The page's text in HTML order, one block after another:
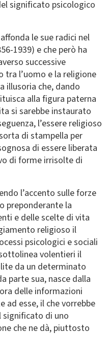
significato psicologico
le sue radici nel
1939) e che però ha
successive
tra l’uomo e la religione
illusoria che, dando
alla figura paterna
si sarebbe instaurato
l’essere religioso
di stampella per
di essere liberata
di forme irrisolte di
l’accento sulle forze
preponderante la
e delle scelte di vita
religioso il
psicologici e sociali
volentieri il
da un determinato
parte sua, nasce dalla
delle informazioni
ad esse, il che vorrebbe
significato di uno
che ne dà, piuttosto